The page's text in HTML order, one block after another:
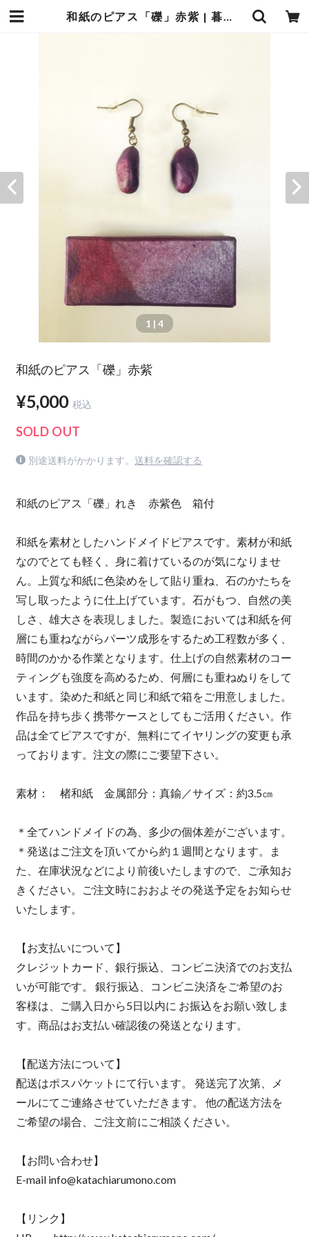
和紙のピアス「礫」赤紫 | 暮らしの中の和紙のかたち
1 | 4
和紙のピアス「礫」赤紫
¥5,000 税込
SOLD OUT
別途送料がかかります。 送料を確認する
和紙のピアス「礫」れき 赤紫色 箱付
和紙を素材としたハンドメイドピアスです。素材が和紙
なのでとても軽く、身に着けているのが気になりませ
ん。上質な和紙に色染めをして貼り重ね、石のかたちを
写し取ったように仕上げています。石がもつ、自然の美
しさ、雄大さを表現しました。製造においては和紙を何
層にも重ねながらパーツ成形をするため工程数が多く、
時間のかかる作業となります。仕上げの自然素材のコー
ティングも強度を高めるため、何層にも重ねぬりをして
います。染めた和紙と同じ和紙で箱をご用意しました。
作品を持ち歩く携帯ケースとしてもご活用ください。作
品は全てピアスですが、無料にてイヤリングの変更も承
っております。注文の際にご要望下さい。
素材： 楮和紙 金属部分：真鍮／サイズ：約3.5㎝
＊全てハンドメイドの為、多少の個体差がございます。
＊発送はご注文を頂いてから約１週間となります。ま
た、在庫状況などにより前後いたしますので、ご承知お
きください。ご注文時におおよその発送予定をお知らせ
いたします。
【お支払いについて】
クレジットカード、銀行振込、コンビニ決済でのお支払
いが可能です。 銀行振込、コンビニ決済をご希望のお
客様は、ご購入日から5日以内に お振込をお願い致しま
す。商品はお支払い確認後の発送となります。
【配送方法について】
配送はポスパケットにて行います。 発送完了次第、メ
ールにてご連絡させていただきます。 他の配送方法を
ご希望の場合、ご注文前にご相談ください。
【お問い合わせ】
E-mail info@katachiarumono.com
【リンク】